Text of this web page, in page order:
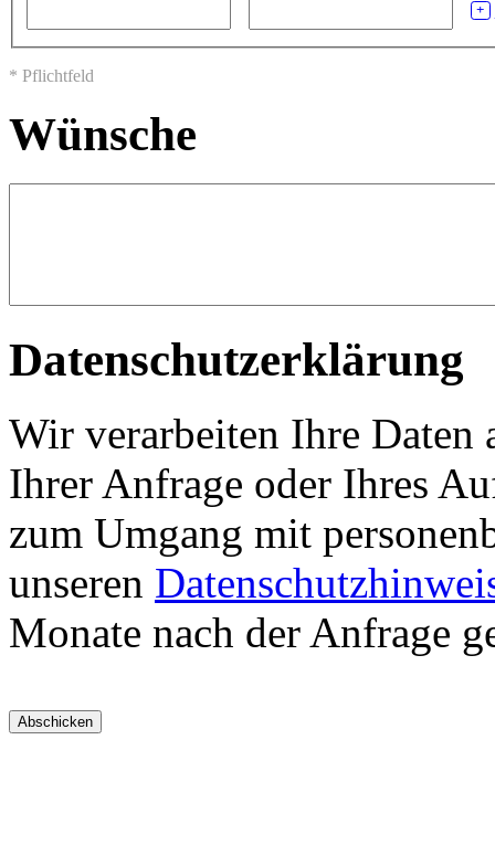
+
* Pflichtfeld
Wünsche
Datenschutzerklärung
Wir verarbeiten Ihre Daten
Ihrer Anfrage oder Ihres
zum Umgang mit
unseren
Monate nach der Anfrage